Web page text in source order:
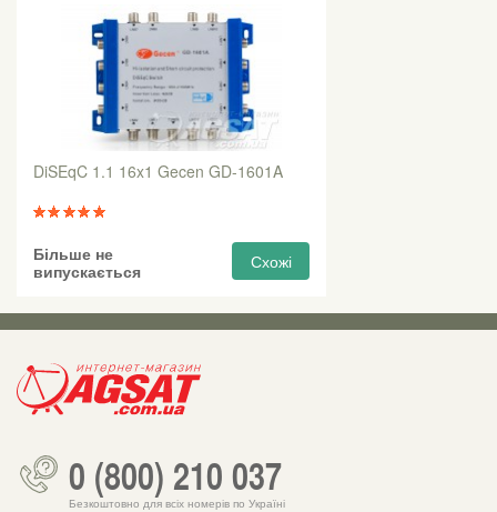
DiSEqC 1.1 16x1 Gecen GD-1601A
Більше не
випускається
Схожі
0 (800) 210 037
Безкоштовно для всіх номерів по Україні